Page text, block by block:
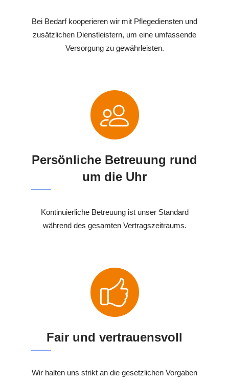
Bei Bedarf kooperieren wir mit Pflegediensten und
zusätzlichen Dienstleistern, um eine umfassende
Versorgung zu gewährleisten.
Persönliche Betreuung rund
um die Uhr
Kontinuierliche Betreuung ist unser Standard
während des gesamten Vertragszeitraums.
Fair und vertrauensvoll
Wir halten uns strikt an die gesetzlichen Vorgaben